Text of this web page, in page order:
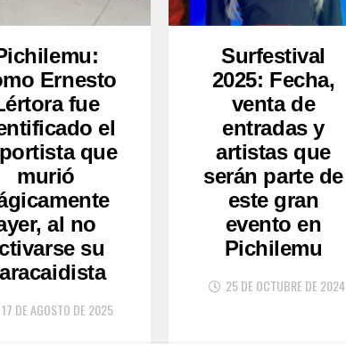
Ernesto
fue
el
que
murió
al no
su
17 DE AGOSTO DE 2025
Surfestival
2025: Fecha,
venta de
entradas y
artistas que
serán parte de
este gran
evento en
Pichilemu
25 DE OCTUBRE DE 2024